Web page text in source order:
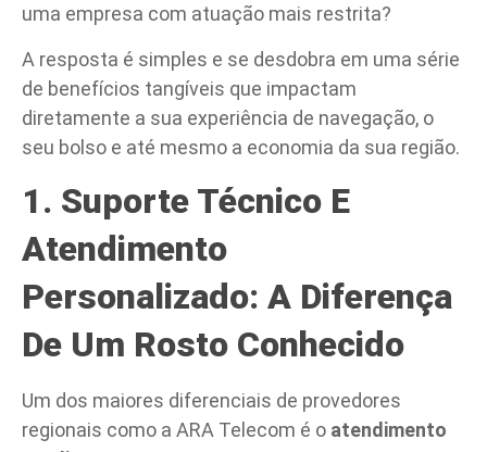
uma empresa com atuação mais restrita?
A resposta é simples e se desdobra em uma série
de benefícios tangíveis que impactam
diretamente a sua experiência de navegação, o
seu bolso e até mesmo a economia da sua região.
1. Suporte Técnico E
Atendimento
Personalizado: A Diferença
De Um Rosto Conhecido
Um dos maiores diferenciais de provedores
regionais como a ARA Telecom é o atendimento